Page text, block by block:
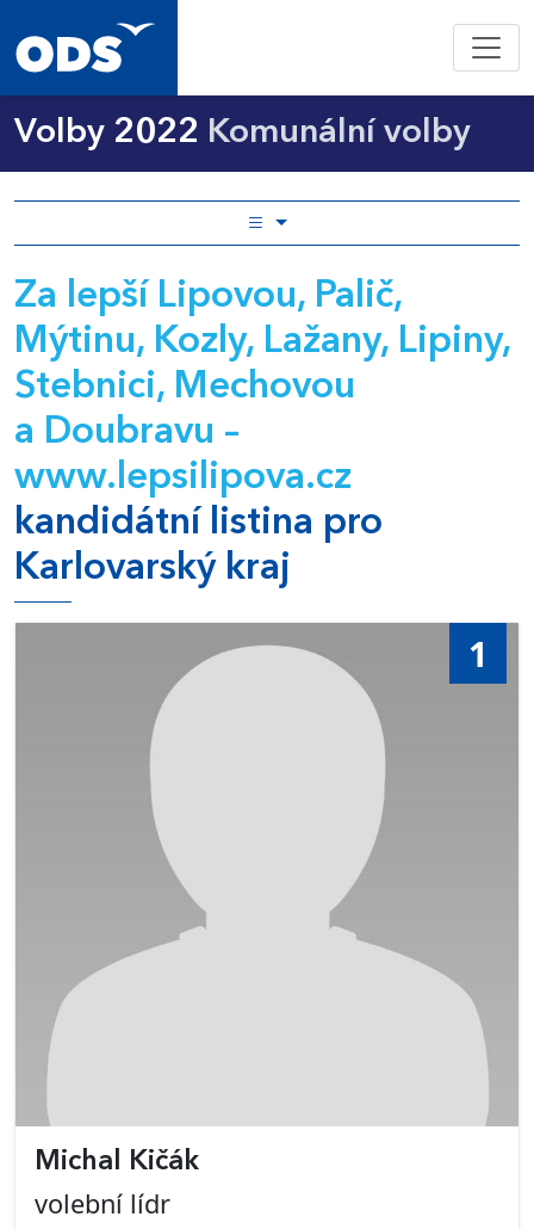
Volby 2022 Komunální volby
Za lepší Lipovou, Palič,
Mýtinu, Kozly, Lažany, Lipiny,
Stebnici, Mechovou
a Doubravu –
www.lepsilipova.cz
kandidátní listina pro
Karlovarský kraj
1
Michal Kičák
volební lídr